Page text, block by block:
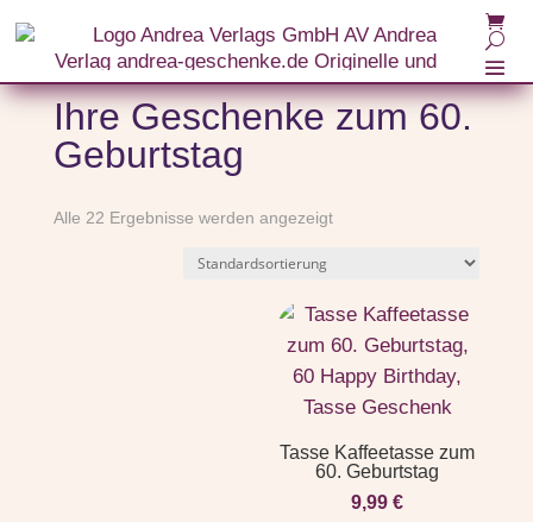
Ihre Geschenke zum 60.
Geburtstag
Alle 22 Ergebnisse werden angezeigt
Tasse Kaffeetasse zum
60. Geburtstag
9,99€